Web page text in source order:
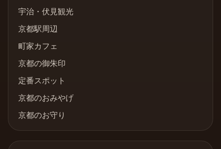
宇治・伏見観光
京都駅周辺
町家カフェ
京都の御朱印
定番スポット
京都のおみやげ
京都のお守り